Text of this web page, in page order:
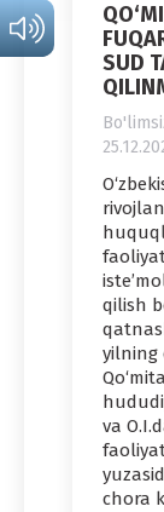
SUD
qilish
yilning
va
chora